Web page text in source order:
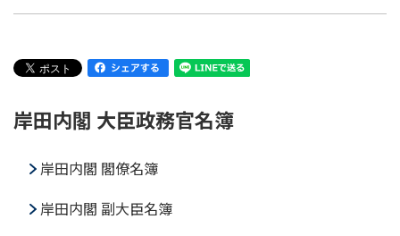
岸田内閣 大臣政務官名簿
岸田内閣 閣僚名簿
岸田内閣 副大臣名簿